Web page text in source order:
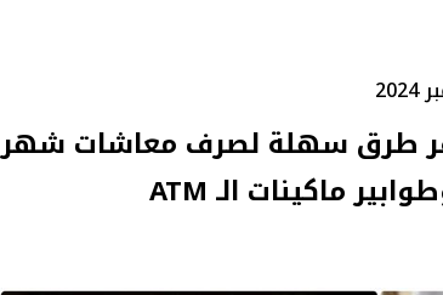
طرق سهلة لصرف معاشات شهر